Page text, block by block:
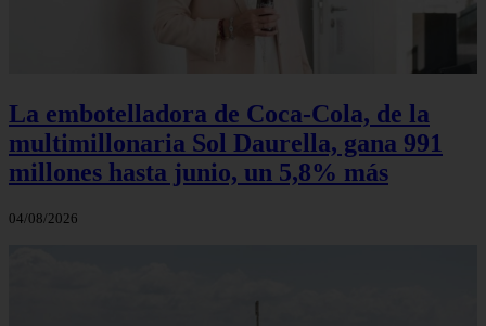
La embotelladora de Coca-Cola, de la
multimillonaria Sol Daurella, gana 991
millones hasta junio, un 5,8% más
04/08/2026